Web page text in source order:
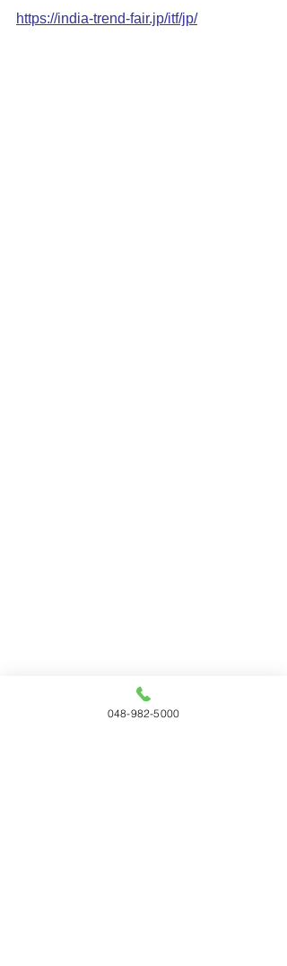
https://india-trend-fair.jp/itf/jp/
048-982-5000